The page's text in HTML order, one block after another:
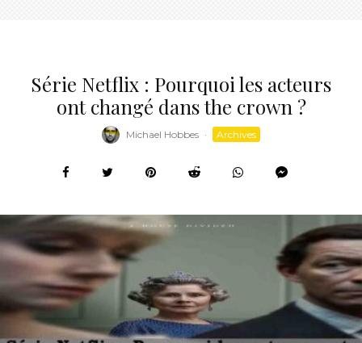
Série Netflix : Pourquoi les acteurs
ont changé dans the crown ?
Michael Hobbes · Archives